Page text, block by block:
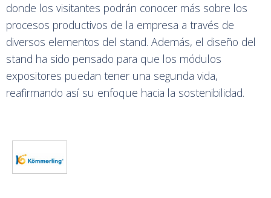
donde los visitantes podrán conocer más sobre los
procesos productivos de la empresa a través de
diversos elementos del stand. Además, el diseño del
stand ha sido pensado para que los módulos
expositores puedan tener una segunda vida,
reafirmando así su enfoque hacia la sostenibilidad.